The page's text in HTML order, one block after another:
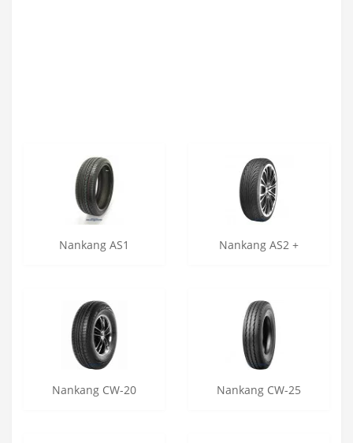
Nankang AS1 Nankang AS2 +
Nankang CW-20 Nankang CW-25